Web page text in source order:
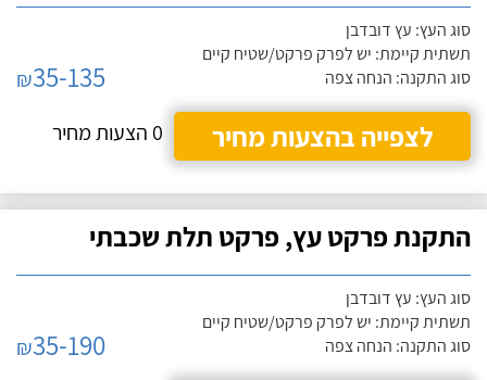
סוג העץ: עץ דובדבן
תשתית קיימת: יש לפרק פרקט/שטיח קיים
סוג התקנה: הנחה צפה
₪35-135
לצפייה בהצעות מחיר
0 הצעות מחיר
התקנת פרקט עץ, פרקט תלת שכבתי
סוג העץ: עץ דובדבן
תשתית קיימת: יש לפרק פרקט/שטיח קיים
סוג התקנה: הנחה צפה
₪35-190